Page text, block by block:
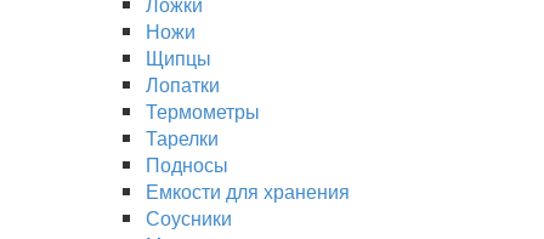
Ножи
Щипцы
Лопатки
Термометры
Тарелки
Подносы
Емкости для хранения
Соусники